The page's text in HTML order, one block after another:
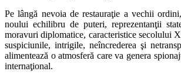
Pe lângă nevoia de restauraţie a vechii
noului echilibru de puteri, reprezentanţii
moravuri diplomatice, caracteristice secolului
suspiciunile, intrigile, neîncrederea şi
alimentează o atmosferă care va genera
internaţional.